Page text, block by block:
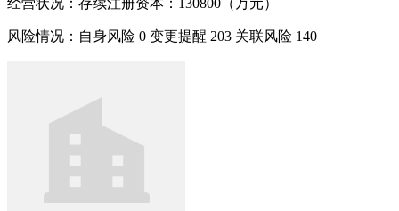
经营状况：存续注册资本：130800（万元）
风险情况：自身风险 0 变更提醒 203 关联风险 140